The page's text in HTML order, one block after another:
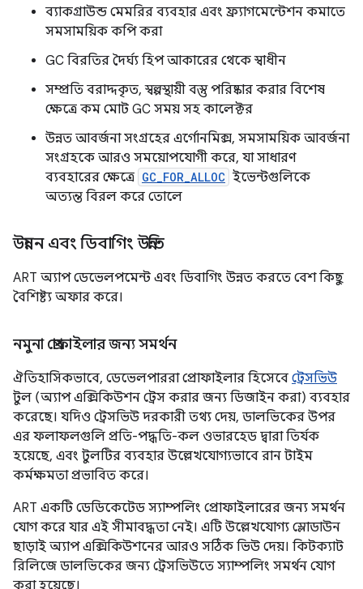
ব্যাকগ্রাউন্ড মেমরির ব্যবহার এবং ফ্র্যাগমেন্টেশন কমাতে
সমসাময়িক কপি করা
GC বিরতির দৈর্ঘ্য হিপ আকারের থেকে স্বাধীন
সম্প্রতি বরাদ্দকৃত, স্বল্পস্থায়ী বস্তু পরিষ্কার করার বিশেষ
ক্ষেত্রে কম মোট GC সময় সহ কালেক্টর
উন্নত আবর্জনা সংগ্রহের এর্গোনমিক্স, সমসাময়িক আবর্জনা
সংগ্রহকে আরও সময়োপযোগী করে, যা সাধারণ
ব্যবহারের ক্ষেত্রে GC_FOR_ALLOC ইভেন্টগুলিকে
অত্যন্ত বিরল করে তোলে
উন্নয়ন এবং ডিবাগিং উন্নতি
ART অ্যাপ ডেভেলপমেন্ট এবং ডিবাগিং উন্নত করতে বেশ কিছু
বৈশিষ্ট্য অফার করে।
নমুনা প্রোফাইলার জন্য সমর্থন
ঐতিহাসিকভাবে, ডেভেলপাররা প্রোফাইলার হিসেবে ট্রেসভিউ
টুল (অ্যাপ এক্সিকিউশন ট্রেস করার জন্য ডিজাইন করা) ব্যবহার
করেছে। যদিও ট্রেসভিউ দরকারী তথ্য দেয়, ডালভিকের উপর
এর ফলাফলগুলি প্রতি-পদ্ধতি-কল ওভারহেড দ্বারা তির্যক
হয়েছে, এবং টুলটির ব্যবহার উল্লেখযোগ্যভাবে রান টাইম
কর্মক্ষমতা প্রভাবিত করে।
ART একটি ডেডিকেটেড স্যাম্পলিং প্রোফাইলারের জন্য সমর্থন
যোগ করে যার এই সীমাবদ্ধতা নেই। এটি উল্লেখযোগ্য স্লোডাউন
ছাড়াই অ্যাপ এক্সিকিউশনের আরও সঠিক ভিউ দেয়। কিটক্যাট
রিলিজে ডালভিকের জন্য ট্রেসভিউতে স্যাম্পলিং সমর্থন যোগ
করা হয়েছে।